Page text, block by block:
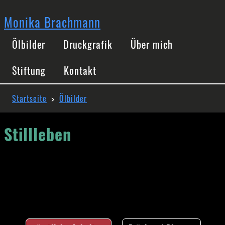
zum
Inhalt
Monika Brachmann
Hauptnavigation
Ölbilder Druckgrafik
Über mich
Stiftung
Kontakt
Startseite Ölbilder
Stillleben